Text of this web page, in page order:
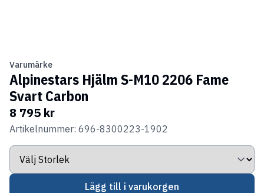
Varumärke
Alpinestars Hjälm S-M10 2206 Fame
Svart Carbon
8 795 kr
Artikelnummer: 696-8300223-1902
Lägg till i varukorgen